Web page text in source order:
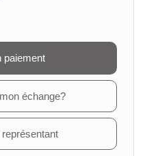
paiement
échange?